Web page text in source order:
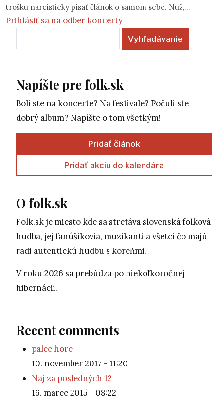
trošku narcisticky písať článok o samom sebe. Nuž,
kažodpádne je to možnosť ako sa prezentovať. Začal by
som tým, že sa volámMário Drgoňaa študujem na
konzervatóriu v Nitre herectvo. Už šesť alebo sedem
Prihlásiť sa na odber koncerty
Napíšte pre folk.sk
Boli ste na koncerte? Na festivale? Počuli ste
dobrý album? Napíšte o tom všetkým!
Pridať článok
Pridať akciu do kalendára
O folk.sk
Folk.sk je miesto kde sa stretáva slovenská folková
hudba, jej fanúšikovia, muzikanti a všetci čo majú
radi autentickú hudbu s koreňmi.
V roku 2026 sa prebúdza po niekoľkoročnej
hibernácii.
Recent comments
palec hore
10. november 2017 - 11:20
Naj za posledných 12
16. marec 2015 - 08:22